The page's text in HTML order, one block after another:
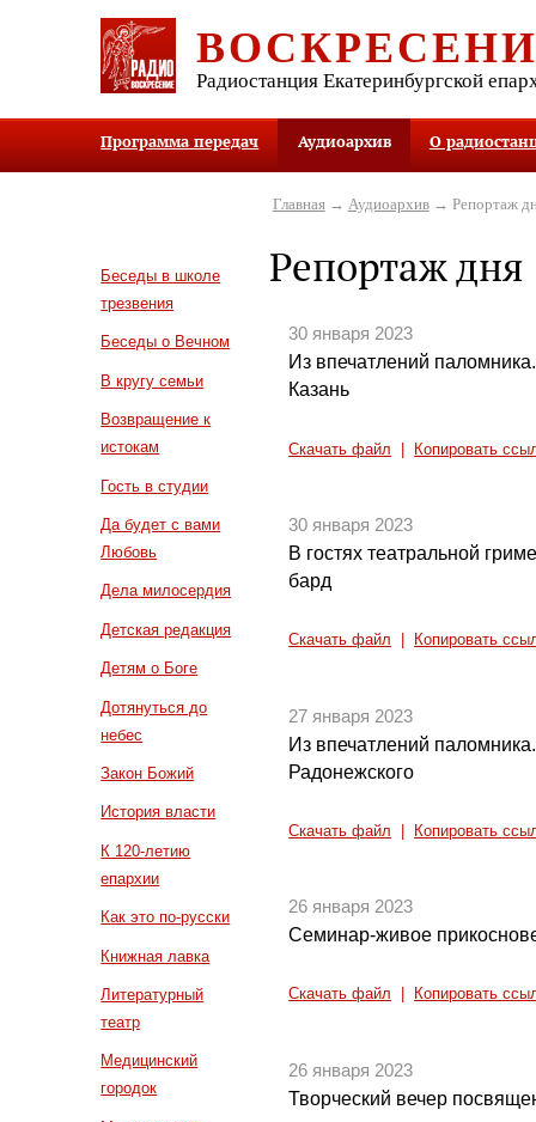
Радиостанция Екатеринбургской
Программа передач Аудиоархив О
Беседы в школе
трезвения
Беседы о Вечном
В кругу семьи
Возвращение к
истокам
Гость в студии
Да будет с вами
Любовь
Дела милосердия
Детская редакция
Детям о Боге
Дотянуться до
небес
Закон Божий
История власти
К 120-летию
епархии
Как это по-русски
Книжная лавка
Литературный
театр
Медицинский
городок
Главная→ Аудиоархив→ Репортаж
Репортаж дня
30 января 2023
Из впечатлений
Казань
Скачать файл Копировать
30 января 2023
В гостях театральной
бард
Скачать файл Копировать
27 января 2023
Из впечатлений
Радонежского
Скачать файл Копировать
26 января 2023
Семинар-живое
Скачать файл Копировать
26 января 2023
Творческий вечер